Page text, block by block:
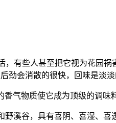
有些人甚至把它视为花园祸
劲会消散的很快，回味是淡淡
气物质使它成为顶级的调味料
溪谷，具有喜阴、喜湿、